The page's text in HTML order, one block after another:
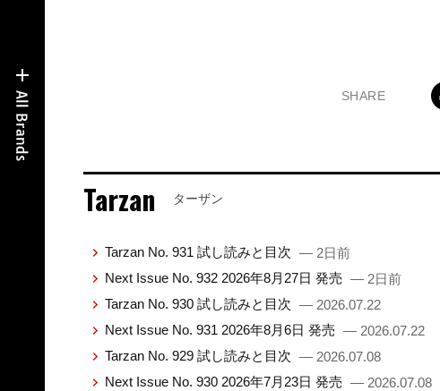
SHARE
Tarzan ターザン
Tarzan No. 931 試し読みと目次 — 2日前
Next Issue No. 932 2026年8月27日 発売 — 2日前
Tarzan No. 930 試し読みと目次 — 2026.07.22
Next Issue No. 931 2026年8月6日 発売 — 2026.07.22
Tarzan No. 929 試し読みと目次 — 2026.07.08
Next Issue No. 930 2026年7月23日 発売 — 2026.07.08